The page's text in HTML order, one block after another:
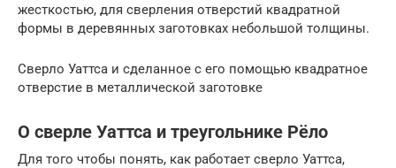
жесткостью, для сверления отверстий квадратной
формы в деревянных заготовках небольшой толщины.
Сверло Уаттса и сделанное с его помощью квадратное
отверстие в металлической заготовке
О сверле Уаттса и треугольнике Рёло
Для того чтобы понять, как работает сверло Уаттса,